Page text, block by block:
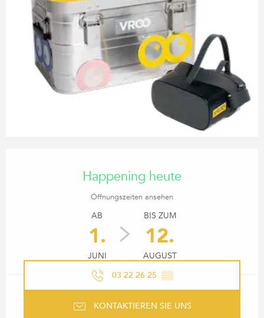
Happening heute
Öffnungszeiten ansehen
AB
1.
JUNI
BIS ZUM
12.
AUGUST
03 22 26 25 ▒▒
KONTAKTIEREN SIE UNS